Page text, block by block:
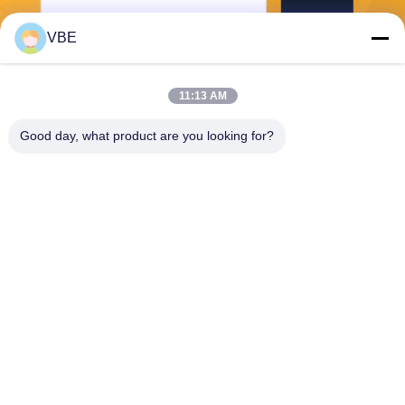
VBE
11:13 AM
Good day, what product are you looking for?